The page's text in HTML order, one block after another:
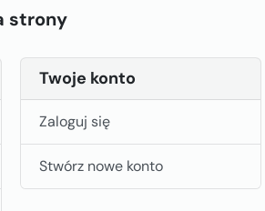
strony
Twoje konto
Zaloguj się
Stwórz nowe konto